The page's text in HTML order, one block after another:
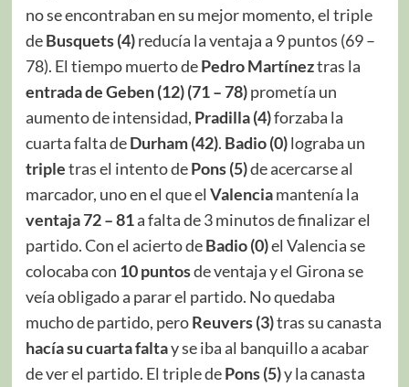
no se encontraban en su mejor momento, el triple
deBusquets (4)reducía la ventaja a 9 puntos (69 –
78). El tiempo muerto dePedro Martíneztras la
entrada de Geben (12) (71 – 78)prometía un
aumento de intensidad, Pradilla (4)forzaba la
cuarta falta deDurham (42). Badio (0)lograba un
tripletras el intento dePons (5)de acercarse al
marcador, uno en el que el Valenciamantenía la
ventaja72 – 81a falta de 3 minutos de finalizar el
partido. Con el acierto deBadio (0)el Valencia se
colocaba con 10 puntosde ventaja y el Girona se
veía obligado a parar el partido. No quedaba
mucho de partido, peroReuvers (3)tras su canasta
hacía su cuarta faltay se iba al banquillo a acabar
de ver el partido. El triple dePons (5)y la canasta